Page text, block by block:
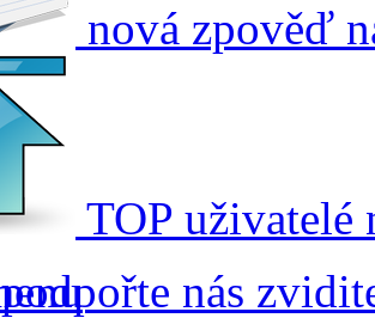
nová zpověď
TOP uživatelé
podpořte nás